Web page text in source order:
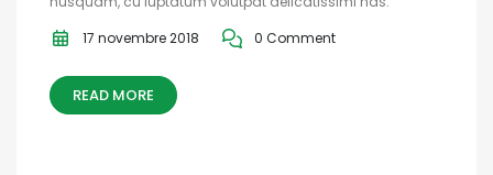
17 novembre 2018
0 Comment
READ MORE